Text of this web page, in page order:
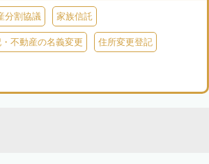
分割協議 家族信託
不動産の名義変更 住所変更登記